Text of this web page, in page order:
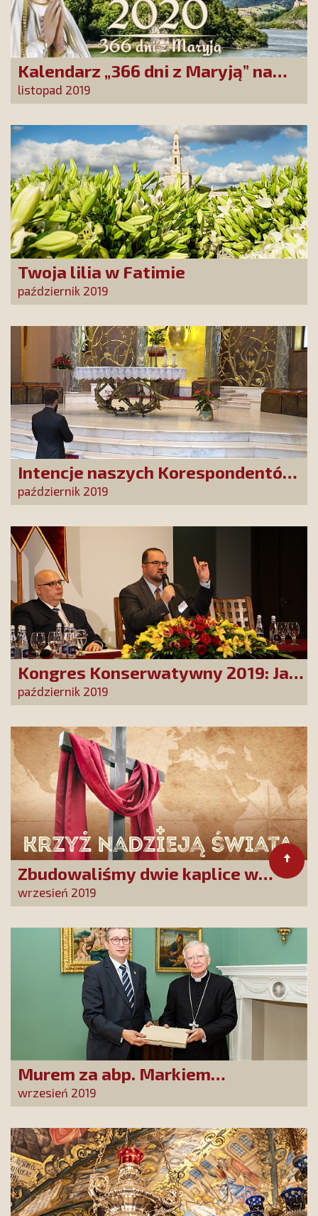
Kalendarz „366 dni z Maryją” na
2020 rok
listopad 2019
Twoja lilia w Fatimie
październik 2019
Intencje naszych Korespondentów
u św. Rity w Cascii
październik 2019
Kongres Konserwatywny 2019: Jak
obronić cywilizację chrześcijańską?
październik 2019
Zbudowaliśmy dwie kaplice w
Sudanie Południowym
wrzesień 2019
Murem za abp. Markiem
Jędraszewskim!
wrzesień 2019